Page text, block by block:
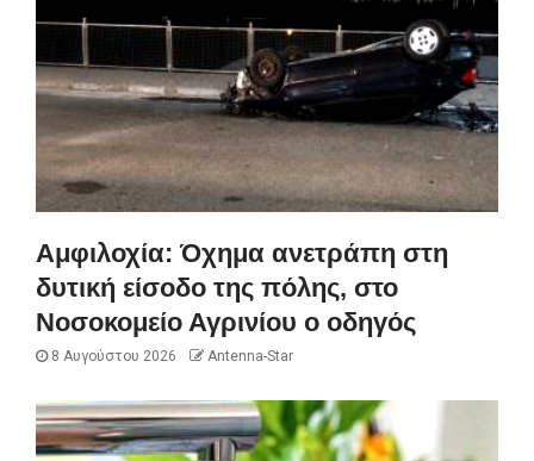
Αμφιλοχία: Όχημα ανετράπη στη
δυτική είσοδο της πόλης, στο
Νοσοκομείο Αγρινίου ο οδηγός
8 Αυγούστου 2026 Antenna-Star